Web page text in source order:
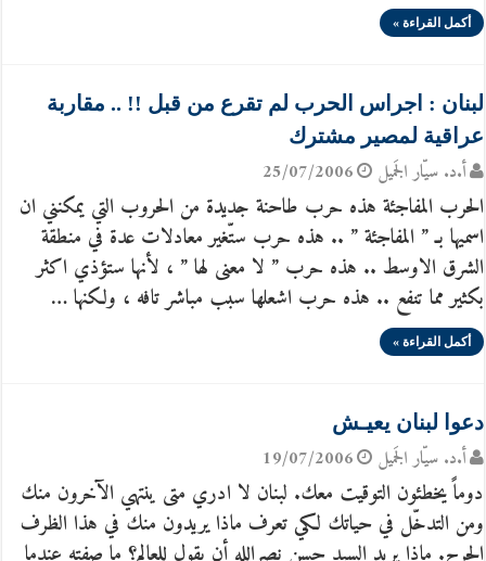
أكمل القراءة »
لبنان : اجراس الحرب لم تقرع من قبل !! .. مقاربة
عراقية لمصير مشترك
أ.د. سيّار الجَميل 25/07/2006
الحرب المفاجئة هذه حرب طاحنة جديدة من الحروب التي يمكنني ان
اسميها بـ ” المفاجئة ” .. هذه حرب ستّغير معادلات عدة في منطقة
الشرق الاوسط .. هذه حرب ” لا معنى لها ” ، لأنها ستؤذي اكثر
بكثير مما تنفع .. هذه حرب اشعلها سبب مباشر تافه ، ولكنها …
أكمل القراءة »
دعوا لبنان يعيـش
أ.د. سيّار الجَميل 19/07/2006
دوماً يخطئون التوقيت معك. لبنان لا ادري متى ينتهي الآخرون منك
ومن التدخّل في حياتك لكي تعرف ماذا يريدون منك في هذا الظرف